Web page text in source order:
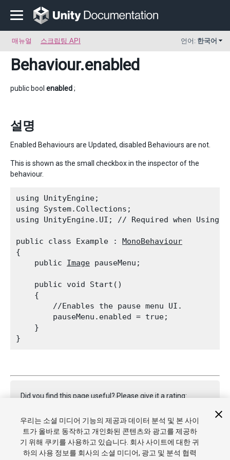
매뉴얼 스크립팅 API 언어: 한국어
Behaviour.enabled
public bool enabled;
설명
Enabled Behaviours are Updated, disabled Behaviours are not.
This is shown as the small checkbox in the inspector of the
behaviour.
using UnityEngine;
using System.Collections;
using UnityEngine.UI; // Required when Using
public class Example : MonoBehaviour
{
    public
Image pauseMenu;
    public void Start()
    {
        //Enables the pause menu UI.
        pauseMenu.enabled = true;
    }
Did you find this page useful? Please give it a rating:
Report a problem on this page
우리는 소셜 미디어 기능의 제공과 데이터 분석 및 본 사이
트가 올바로 동작하고 개인화된 콘텐츠와 광고를 제공하
기 위해 쿠키를 사용하고 있습니다. 회사 사이트에 대한 귀
하의 사용 정보를 회사의 소셜 미디어, 광고 및 분석 협력